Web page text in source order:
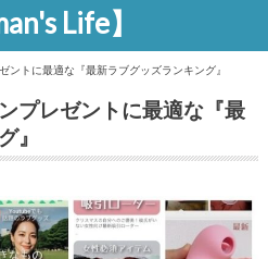
Life】
ントに最適な『最新ラブグッズランキング』
プレゼントに最適な『最
』